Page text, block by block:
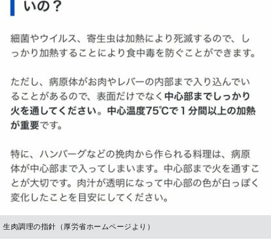
生肉調理の指針（厚労省ホームページより）